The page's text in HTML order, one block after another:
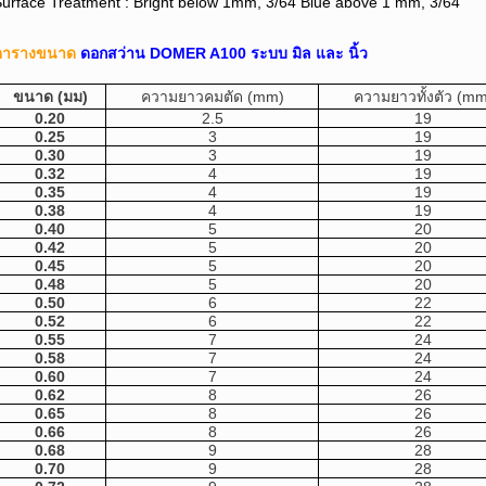
รางขนาด ดอกสว่าน DOMER A100 ระบบ มิล และ นิ้ว
ขนาด (มม) ความยาวคมตัด (mm)
ความยาวทั้งตัว
0.20
2.5
19
0.25
3
19
0.30
3
19
0.32
4
19
0.35
4
19
0.38
4
19
0.40
5
20
0.42
5
20
0.45
5
20
0.48
5
20
0.50
6
22
0.52
6
22
0.55
7
24
0.58
7
24
0.60
7
24
0.62
8
26
0.65
8
26
0.66
8
26
0.68
9
28
0.70
9
28